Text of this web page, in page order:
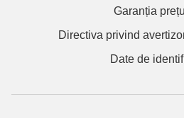
Garanția
Directiva privind
Date de